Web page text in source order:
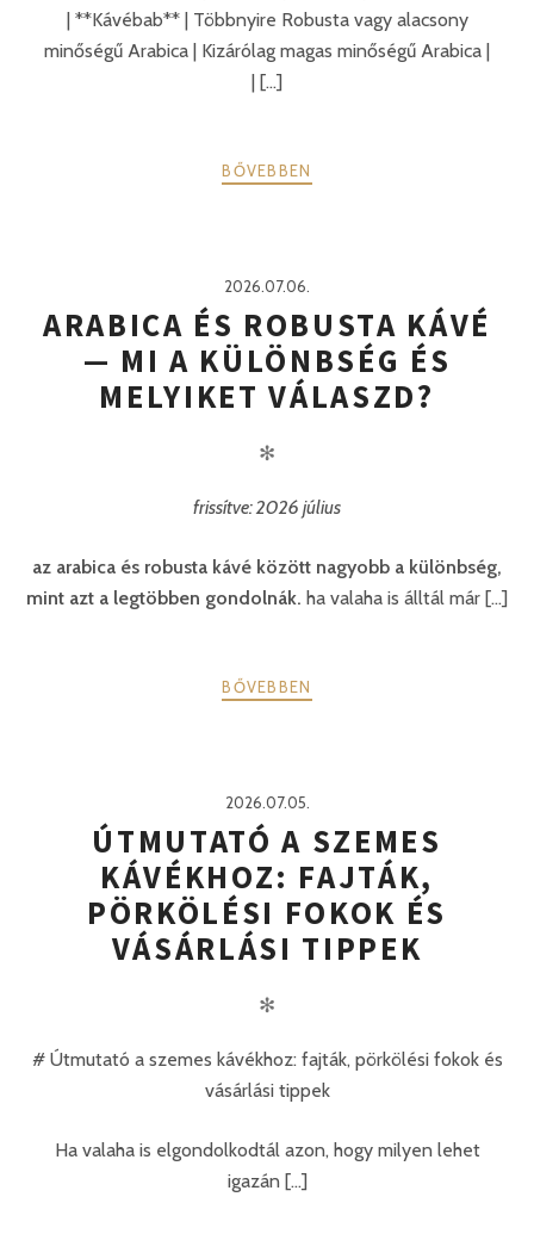
| **Kávébab** | Többnyire Robusta vagy alacsony
minőségű Arabica | Kizárólag magas minőségű Arabica |
| [...]
BŐVEBBEN
2026.07.06.
ARABICA ÉS ROBUSTA KÁVÉ
— MI A KÜLÖNBSÉG ÉS
MELYIKET VÁLASZD?
✻
frissítve: 2026 július
az arabica és robusta kávé között nagyobb a különbség,
mint azt a legtöbben gondolnák. ha valaha is álltál már [...]
BŐVEBBEN
2026.07.05.
ÚTMUTATÓ A SZEMES
KÁVÉKHOZ: FAJTÁK,
PÖRKÖLÉSI FOKOK ÉS
VÁSÁRLÁSI TIPPEK
✻
# Útmutató a szemes kávékhoz: fajták, pörkölési fokok és
vásárlási tippek
Ha valaha is elgondolkodtál azon, hogy milyen lehet
igazán [...]